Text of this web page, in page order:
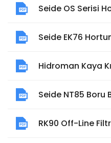
Seide OS Serisi
Seide EK76
Hidroman Kaya
Seide NT85 Boru
RK90 Off-Line